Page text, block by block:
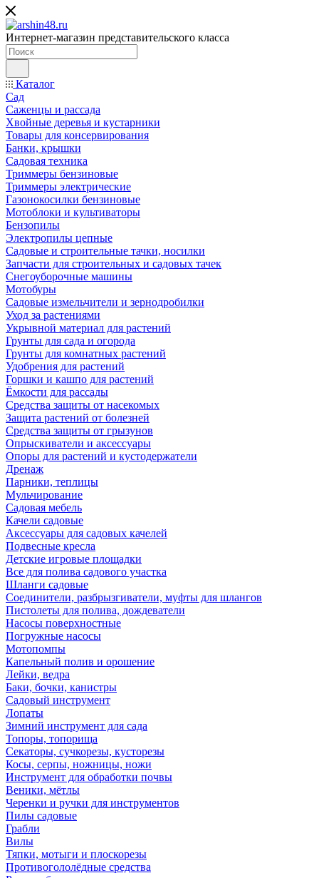
Интернет-магазин представительского класса
Каталог
Сад
Саженцы и рассада
Хвойные деревья и кустарники
Товары для консервирования
Банки, крышки
Садовая техника
Триммеры бензиновые
Триммеры электрические
Газонокосилки бензиновые
Мотоблоки и культиваторы
Бензопилы
Электропилы цепные
Садовые и строительные тачки, носилки
Запчасти для строительных и садовых тачек
Снегоуборочные машины
Мотобуры
Садовые измельчители и зернодробилки
Уход за растениями
Укрывной материал для растений
Грунты для сада и огорода
Грунты для комнатных растений
Удобрения для растений
Горшки и кашпо для растений
Ёмкости для рассады
Средства защиты от насекомых
Защита растений от болезней
Средства защиты от грызунов
Опрыскиватели и аксессуары
Опоры для растений и кустодержатели
Дренаж
Парники, теплицы
Мульчирование
Садовая мебель
Качели садовые
Аксессуары для садовых качелей
Подвесные кресла
Детские игровые площадки
Все для полива садового участка
Шланги садовые
Соединители, разбрызгиватели, муфты для шлангов
Пистолеты для полива, дождеватели
Насосы поверхностные
Погружные насосы
Мотопомпы
Капельный полив и орошение
Лейки, ведра
Баки, бочки, канистры
Садовый инструмент
Лопаты
Зимний инструмент для сада
Топоры, топорища
Секаторы, сучкорезы, кусторезы
Косы, серпы, ножницы, ножи
Инструмент для обработки почвы
Веники, мётлы
Черенки и ручки для инструментов
Пилы садовые
Грабли
Вилы
Тяпки, мотыги и плоскорезы
Противогололёдные средства